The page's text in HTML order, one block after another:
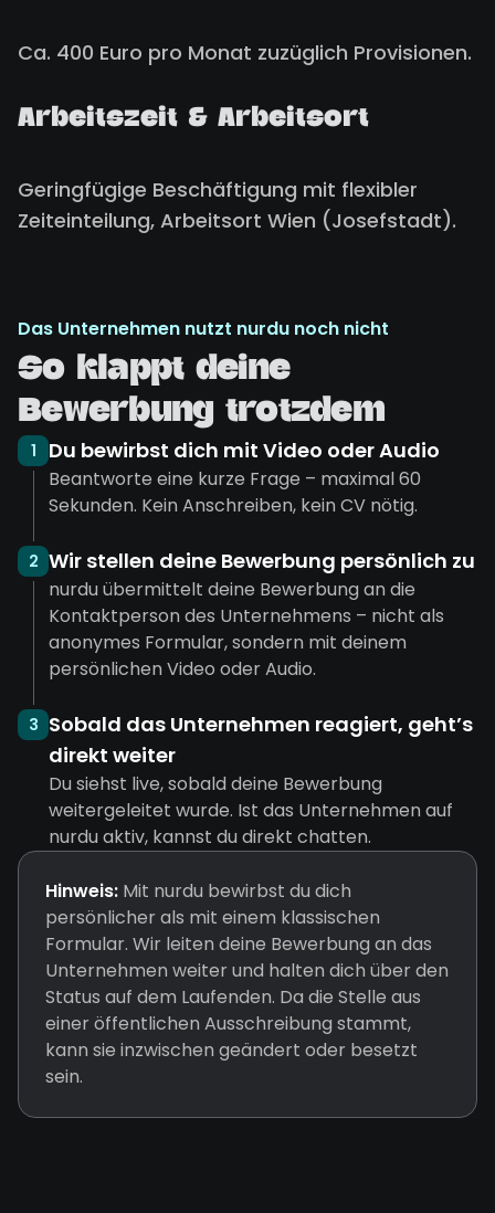
Ca. 400 Euro pro Monat zuzüglich Provisionen.
Arbeitszeit & Arbeitsort
Geringfügige Beschäftigung mit flexibler
Zeiteinteilung, Arbeitsort Wien (Josefstadt).
Das Unternehmen nutzt nurdu noch nicht
So klappt deine
Bewerbung trotzdem
1 Du bewirbst dich mit Video oder Audio
Beantworte eine kurze Frage – maximal 60
Sekunden. Kein Anschreiben, kein CV nötig.
2 Wir stellen deine Bewerbung persönlich zu
nurdu übermittelt deine Bewerbung an die
Kontaktperson des Unternehmens – nicht als
anonymes Formular, sondern mit deinem
persönlichen Video oder Audio.
3 Sobald das Unternehmen reagiert, geht’s
direkt weiter
Du siehst live, sobald deine Bewerbung
weitergeleitet wurde. Ist das Unternehmen auf
nurdu aktiv, kannst du direkt chatten.
Hinweis: Mit nurdu bewirbst du dich
persönlicher als mit einem klassischen
Formular. Wir leiten deine Bewerbung an das
Unternehmen weiter und halten dich über den
Status auf dem Laufenden. Da die Stelle aus
einer öffentlichen Ausschreibung stammt,
kann sie inzwischen geändert oder besetzt
sein.